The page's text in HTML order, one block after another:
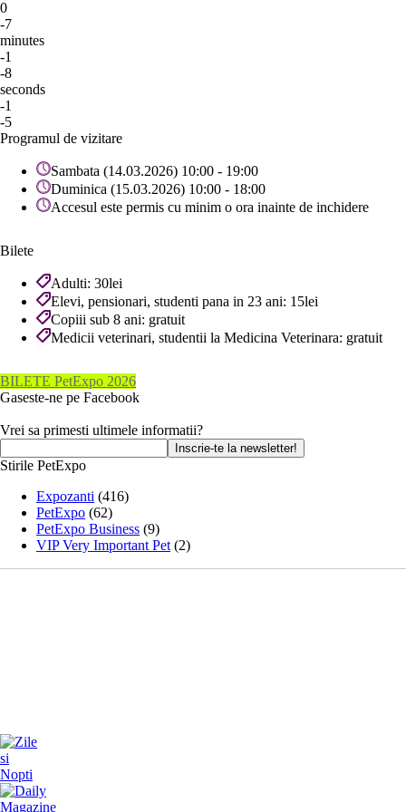
0
-7
minutes
-1
-8
seconds
-1
-5
Programul de vizitare
Sambata (14.03.2026) 10:00 - 19:00
Duminica (15.03.2026) 10:00 - 18:00
Accesul este permis cu minim o ora inainte de inchidere
Bilete
Adulti: 30lei
Elevi, pensionari, studenti pana in 23 ani: 15lei
Copiii sub 8 ani: gratuit
Medicii veterinari, studentii la Medicina Veterinara: gratuit
BILETE PetExpo 2026
Gaseste-ne pe Facebook
Vrei sa primesti ultimele informatii?
Stirile PetExpo
Expozanti (416)
PetExpo (62)
PetExpo Business (9)
VIP Very Important Pet (2)